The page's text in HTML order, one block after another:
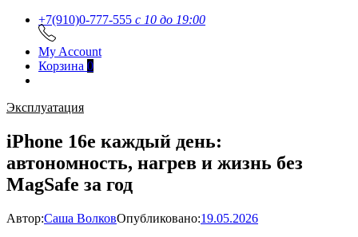
+7(910)0-777-555 c 10 до 19:00
My Account
Корзина 0
Эксплуатация
iPhone 16e каждый день:
автономность, нагрев и жизнь без
MagSafe за год
Автор:Саша ВолковОпубликовано:19.05.2026